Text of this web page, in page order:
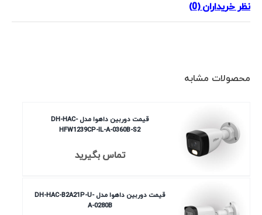
نظر خریداران (0)
محصولات مشابه
قیمت دوربین داهوا مدل DH-HAC-
HFW1239CP-IL-A-0360B-S2
تماس بگیرید
قیمت دوربین داهوا مدل DH-HAC-B2A21P-U-
A-0280B